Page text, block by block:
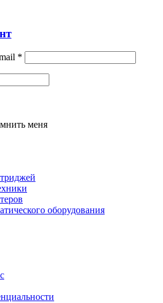
*
меня
оборудования